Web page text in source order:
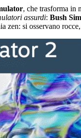
, che trasforma in
assurdi: Bush
zen: si osservano